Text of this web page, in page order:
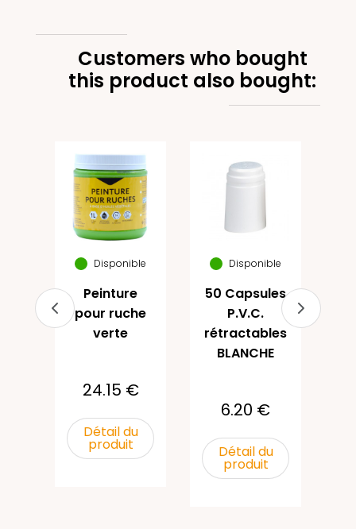
Customers who bought
this product also bought:
Disponible
Peinture
pour ruche
verte
24.15 €
Détail du
produit
Disponible
50 Capsules
P.V.C.
rétractables
BLANCHE
6.20 €
Détail du
produit